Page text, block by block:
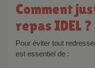
Comment justifier ses frais de
repas IDEL ?
Pour éviter tout redressement en cas de contrôle fiscal, il
est essentiel de :